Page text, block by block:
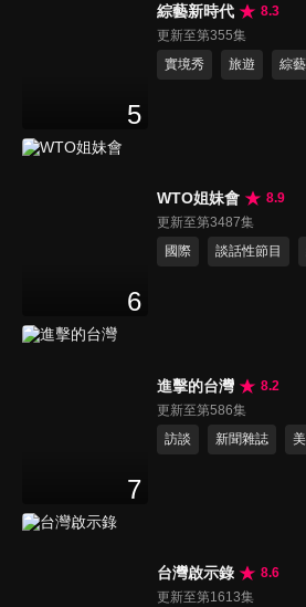
5
綜藝新時代
8.3
更新至第355集
實境秀
旅遊 綜藝
6
WTO姐妹會
8.9
更新至第3487集
國際
談話性節目
7
進擊的台灣
8.2
更新至第586集
訪談
新聞雜誌
台灣啟示錄
8.6
更新至第1613集